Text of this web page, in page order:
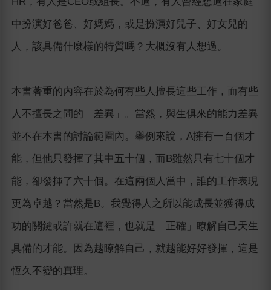
中扮演好爸爸、好媽媽，或是扮演好兒子、好女兒的
人，該具備什麼樣的特質嗎？大概沒有人想過。
本書著重的內容在於為何有些人擅長這些工作，而有些
人不擅長之間的「差異」。當然，與生俱來的能力差異
並不在本書的討論範圍內。舉例來說，A擁有一百個才
能，但他只發揮了其中五十個，而B雖然只有七十個才
能，卻發揮了六十個。在這兩個人當中，誰的工作表現
更為卓越？當然是B。我覺得人之所以能成長並獲得成
功的關鍵或許就在這裡，也就是「正確」瞭解自己天生
具備的才能。因為越瞭解自己，就越能好好發揮，這是
恆久不變的真理。